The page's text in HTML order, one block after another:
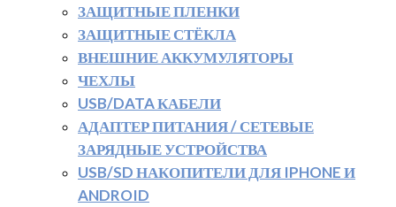
ЗАЩИТНЫЕ ПЛЕНКИ
ЗАЩИТНЫЕ СТЁКЛА
ВНЕШНИЕ АККУМУЛЯТОРЫ
ЧЕХЛЫ
USB/DATA КАБЕЛИ
АДАПТЕР ПИТАНИЯ / СЕТЕВЫЕ
ЗАРЯДНЫЕ УСТРОЙСТВА
USB/SD НАКОПИТЕЛИ ДЛЯ IPHONE И
ANDROID